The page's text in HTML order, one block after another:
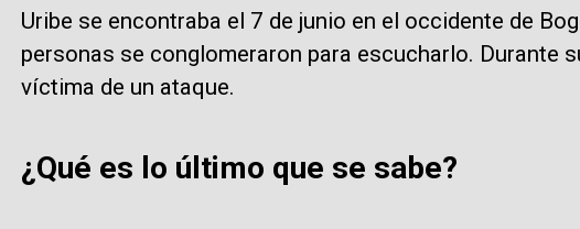
Uribe se encontraba el 7 de junio en el occidente de
personas se conglomeraron para escucharlo. Durante
víctima de un ataque.
¿Qué es lo último que se sabe?